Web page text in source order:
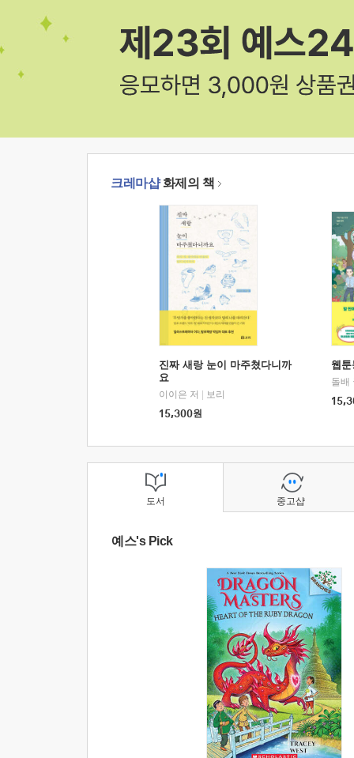
크레마샵화제의 책
진짜 새랑 눈이 마주쳤다니까
요
이이은 저
보리
15,300원
웹
돌배
도서
예스's Pick
중고샵